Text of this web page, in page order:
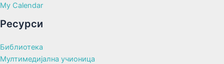
My Calendar
Ресурси
Библиотека
Мултимедијална учионица